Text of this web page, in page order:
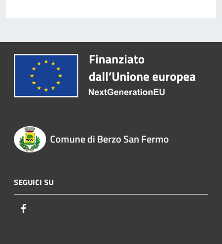
Comune di Berzo San Fermo
SEGUICI SU